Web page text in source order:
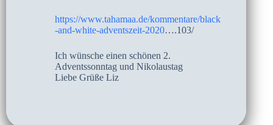
https://www.tahamaa.de/kommentare/black
-and-white-adventszeit-2020….103/
Ich wünsche einen schönen 2.
Adventssonntag und Nikolaustag
Liebe Grüße Liz